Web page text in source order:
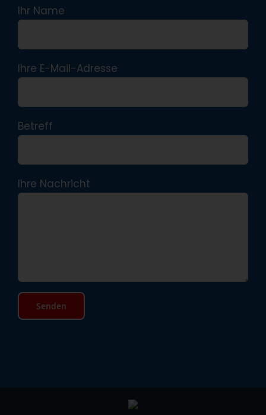
Ihr Name
Ihre E-Mail-Adresse
Betreff
Ihre Nachricht